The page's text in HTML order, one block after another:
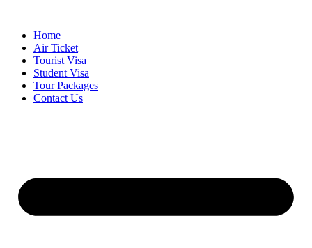
contentHome
Air Ticket
Tourist Visa
Student Visa
Tour Packages
Contact Us